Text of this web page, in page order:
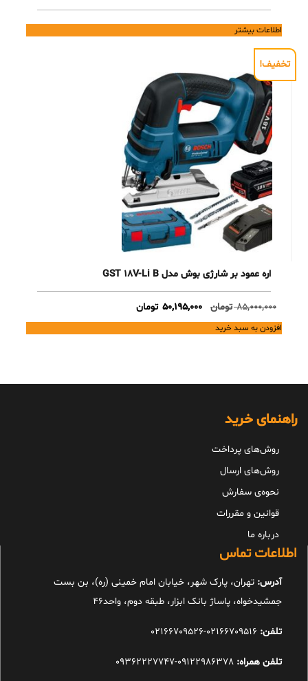
اطلاعات بیشتر
تخفیف!
اره عمود بر شارژی بوش مدل GST 18V-Li B
85,000,000 تومان
Original
price
was:
50,195,000 تومانCurrent
price
is:
افزودن به سبد خرید
راهنمای خرید
روش‌های پرداخت
روش‌های ارسال
نحوه‌ی سفارش
قوانین و مقررات
درباره ما
اطلاعات تماس
آدرس: تهران، پارک شهر، خیابان امام خمینی (ره)، بن بست
جمشیدخواه، پاساژ بانک ابزار، طبقه دوم، واحد46
تلفن:
تلفن همراه: 09122986378-09362227747